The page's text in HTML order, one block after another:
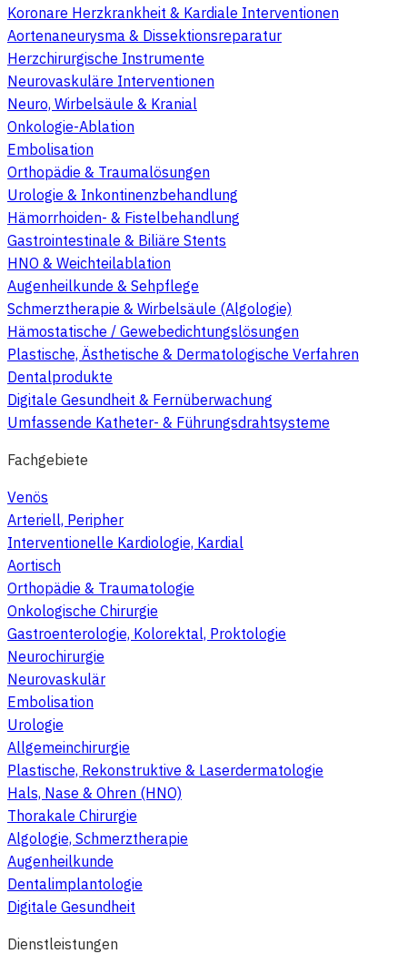
Koronare Herzkrankheit & Kardiale Interventionen
Aortenaneurysma & Dissektionsreparatur
Herzchirurgische Instrumente
Neurovaskuläre Interventionen
Neuro, Wirbelsäule & Kranial
Onkologie-Ablation
Embolisation
Orthopädie & Traumalösungen
Urologie & Inkontinenzbehandlung
Hämorrhoiden- & Fistelbehandlung
Gastrointestinale & Biliäre Stents
HNO & Weichteilablation
Augenheilkunde & Sehpflege
Schmerztherapie & Wirbelsäule (Algologie)
Hämostatische / Gewebedichtungslösungen
Plastische, Ästhetische & Dermatologische Verfahren
Dentalprodukte
Digitale Gesundheit & Fernüberwachung
Umfassende Katheter- & Führungsdrahtsysteme
Fachgebiete
Venös
Arteriell, Peripher
Interventionelle Kardiologie, Kardial
Aortisch
Orthopädie & Traumatologie
Onkologische Chirurgie
Gastroenterologie, Kolorektal, Proktologie
Neurochirurgie
Neurovaskulär
Embolisation
Urologie
Allgemeinchirurgie
Plastische, Rekonstruktive & Laserdermatologie
Hals, Nase & Ohren (HNO)
Thorakale Chirurgie
Algologie, Schmerztherapie
Augenheilkunde
Dentalimplantologie
Digitale Gesundheit
Dienstleistungen